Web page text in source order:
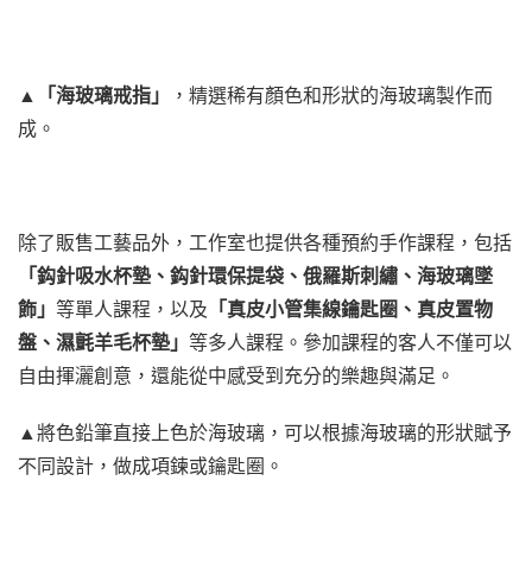
▲ 「海玻璃戒指」
，精選稀有顏色和形狀的海玻璃製作而
成。
除了販售工藝品外，工作室也提供各種預約手作課程，包括
「鈎針吸水杯墊、鈎針環保提袋、俄羅斯刺繡、海玻璃墜
飾」 等單人課程，以及 「真皮小管集線鑰匙圈、真皮置物
盤、濕氈羊毛杯墊」 等多人課程。參加課程的客人不僅可以
自由揮灑創意，還能從中感受到充分的樂趣與滿足。
▲將色鉛筆直接上色於海玻璃，可以根據海玻璃的形狀賦予
不同設計，做成項鍊或鑰匙圈。